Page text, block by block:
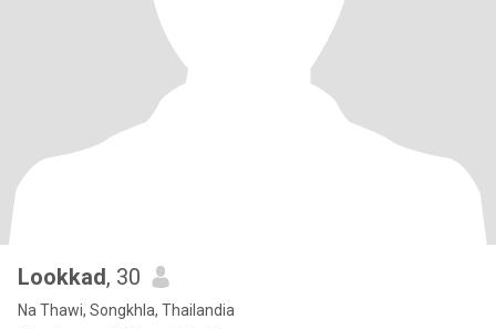
Lookkad, 30
Na Thawi, Songkhla, Thailandia